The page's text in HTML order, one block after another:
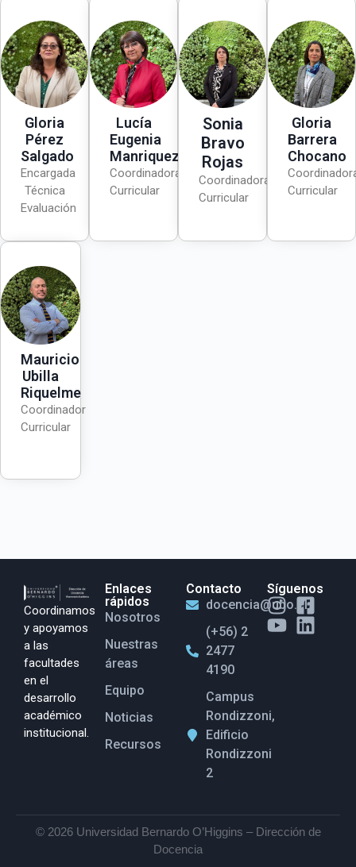
Gloria
Pérez
Salgado
Encargada
Técnica
Evaluación
Lucía
Eugenia
Manriquez
Coordinadora
Curricular
Sonia
Bravo
Rojas
Coordinadora
Curricular
Gloria
Barrera
Chocano
Curricular
Mauricio
Ubilla
Riquelme
Coordinador
Curricular
Coordinamos
y apoyamos
a las
facultades
en el
desarrollo
académico
institucional.
Enlaces
rápidos
Nosotros
Nuestras
áreas
Equipo
Noticias
Recursos
Contacto
docencia@ubo.cl
(+56) 2
2477
4190
Campus
Rondizzoni,
Edificio
Rondizzoni
2
Síguenos
© 2026 Universidad Bernardo O’Higgins – Dirección de
Docencia